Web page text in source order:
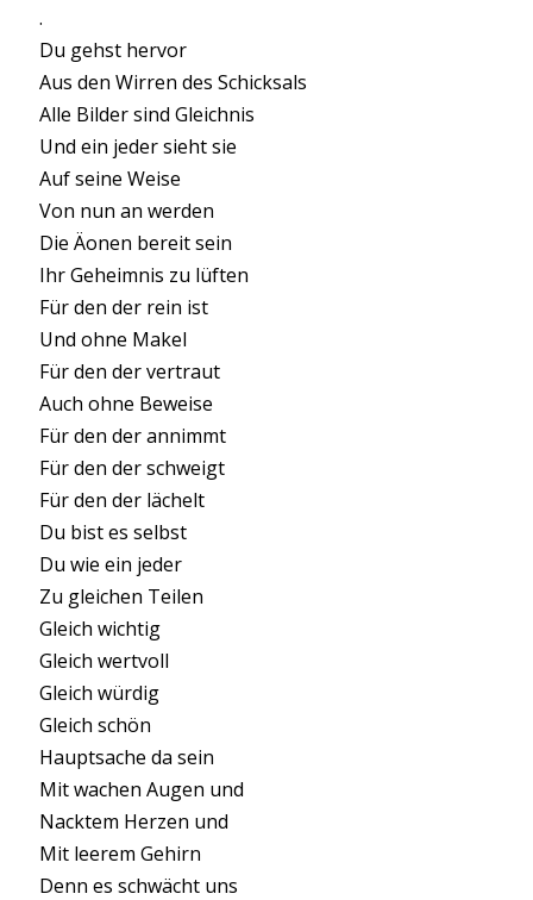
.
Du gehst hervor
Aus den Wirren des Schicksals
Alle Bilder sind Gleichnis
Und ein jeder sieht sie
Auf seine Weise
Von nun an werden
Die Äonen bereit sein
Ihr Geheimnis zu lüften
Für den der rein ist
Und ohne Makel
Für den der vertraut
Auch ohne Beweise
Für den der annimmt
Für den der schweigt
Für den der lächelt
Du bist es selbst
Du wie ein jeder
Zu gleichen Teilen
Gleich wichtig
Gleich wertvoll
Gleich würdig
Gleich schön
Hauptsache da sein
Mit wachen Augen und
Nacktem Herzen und
Mit leerem Gehirn
Denn es schwächt uns